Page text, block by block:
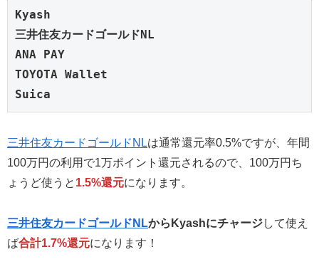
Kyash
三井住友カードゴールドNL
ANA PAY
TOYOTA Wallet
Suica
三井住友カードゴールドNLは通常還元率0.5%ですが、年間
100万円の利用で1万ポイント還元されるので、100万円ち
ょうど使うと 1.5%還元になります。
三井住友カードゴールドNLからKyashにチャージして使え
ば合計1.7%還元になります！